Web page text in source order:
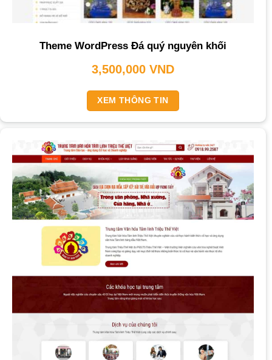
Theme WordPress Đá quý nguyên khối
3,500,000 VND
XEM THÔNG TIN